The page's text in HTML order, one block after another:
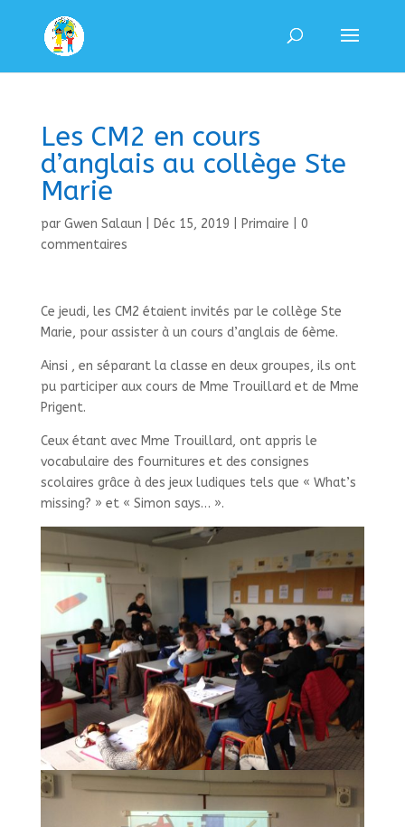
Les CM2 en cours
d’anglais au collège Ste
Marie
par Gwen Salaun Déc 15, 2019 Primaire
0
commentaires
Ce jeudi, les CM2 étaient invités par le collège Ste
Marie, pour assister à un cours d’anglais de 6ème.
Ainsi , en séparant la classe en deux groupes, ils ont
pu participer aux cours de Mme Trouillard et de Mme
Prigent.
Ceux étant avec Mme Trouillard, ont appris le
vocabulaire des fournitures et des consignes
scolaires grâce à des jeux ludiques tels que « What’s
missing? » et « Simon says… ».